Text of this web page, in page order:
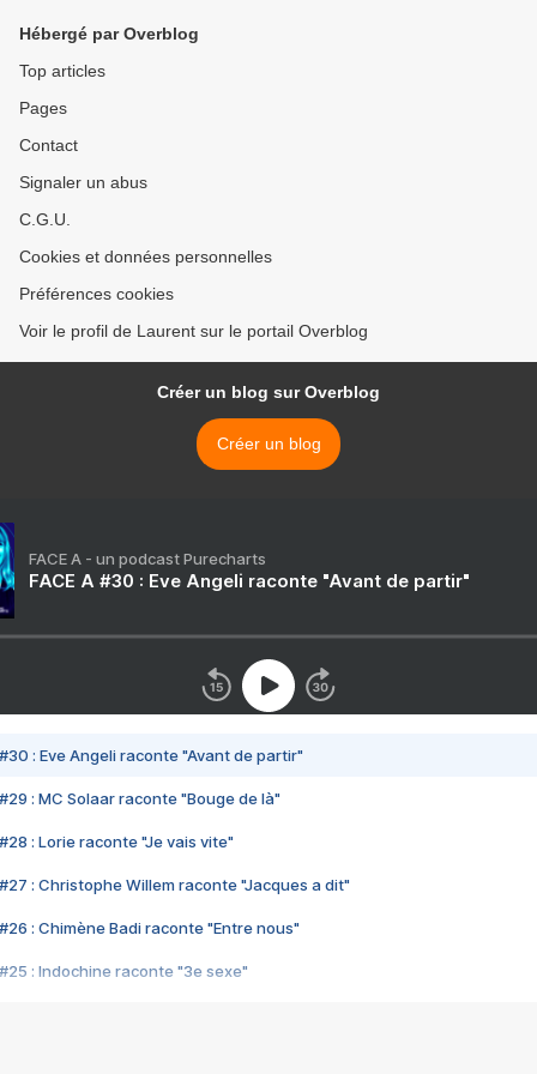
Hébergé par Overblog
Top articles
Pages
Contact
Signaler un abus
C.G.U.
Cookies et données personnelles
Préférences cookies
Voir le profil de Laurent sur le portail Overblog
Créer un blog sur Overblog
Créer un blog
FACE A - un podcast Purecharts
FACE A #30 : Eve Angeli raconte "Avant de partir"
#30 : Eve Angeli raconte "Avant de partir"
#29 : MC Solaar raconte "Bouge de là"
#28 : Lorie raconte "Je vais vite"
#27 : Christophe Willem raconte "Jacques a dit"
#26 : Chimène Badi raconte "Entre nous"
#25 : Indochine raconte "3e sexe"